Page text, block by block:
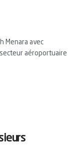
Menara avec
aéroportuaire